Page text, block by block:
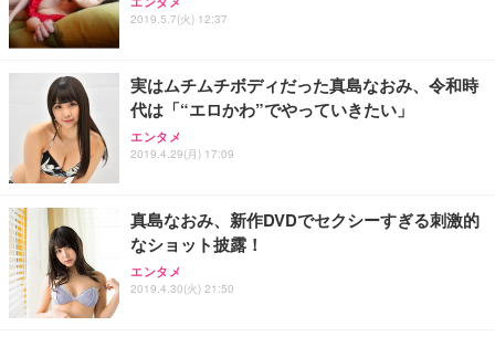
2019.5.7(火) 12:37
実はムチムチボディだった真島なおみ、令和時
代は「“エロかわ”でやっていきたい」
エンタメ
2019.4.29(月) 17:09
真島なおみ、新作DVDでセクシーすぎる刺激的
なショット披露！
エンタメ
2019.4.30(火) 21:50